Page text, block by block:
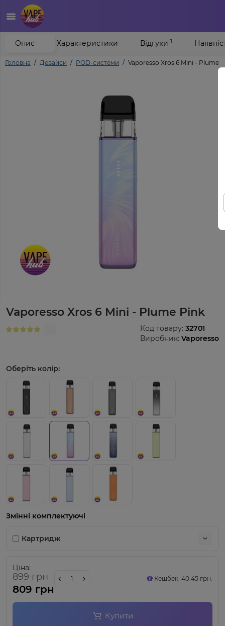
Головна Девайси POD-системи Vaporesso Xros 6 Mini - Plume
Vaporesso Xros 6 Mini - Plume Pink
Виробник: Vaporesso
Код товару: 32701
Оберіть колір:
Змінні комплектуючі
Картридж
Ціна:
899 грн
809 грн
Кешбек: 40.45 грн.
Купити
Опис Характеристики Відгуки 1